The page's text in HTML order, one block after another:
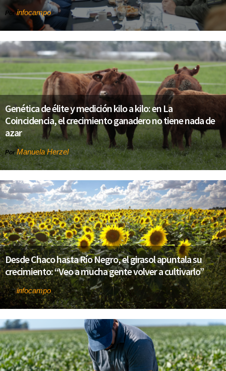
Porinfocampo
Genética de élite y medición kilo a kilo: en La
Coincidencia, el crecimiento ganadero no tiene nada de
azar
PorManuela Herzel
Desde Chaco hasta Río Negro, el girasol apuntala su
crecimiento: “Veo a mucha gente volver a cultivarlo”
Porinfocampo